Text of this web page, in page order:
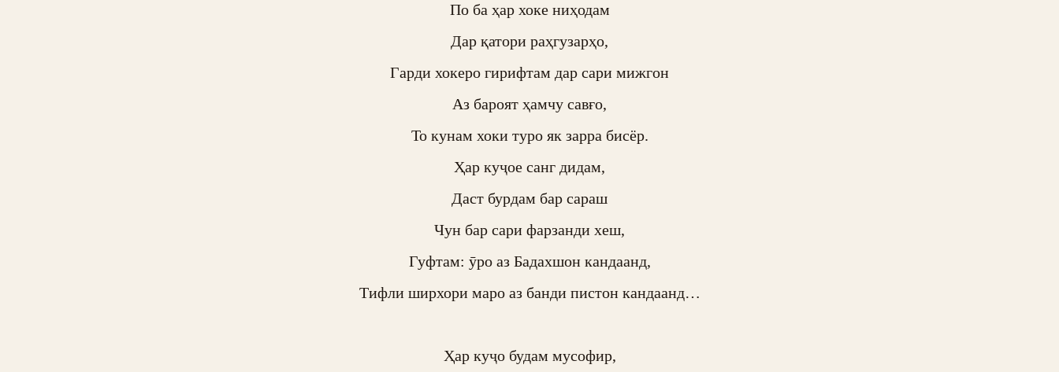
По ба ҳар хоке ниҳодам
Дар қатори раҳгузарҳо,
Гарди хокеро гирифтам дар сари мижгон
Аз бароят ҳамчу савғо,
То кунам хоки туро як зарра бисёр.
Ҳар куҷое санг дидам,
Даст бурдам бар сараш
Чун бар сари фарзанди хеш,
Гуфтам: ӯро аз Бадахшон кандаанд,
Тифли ширхори маро аз банди пистон кандаанд…
Ҳар куҷо будам мусофир,